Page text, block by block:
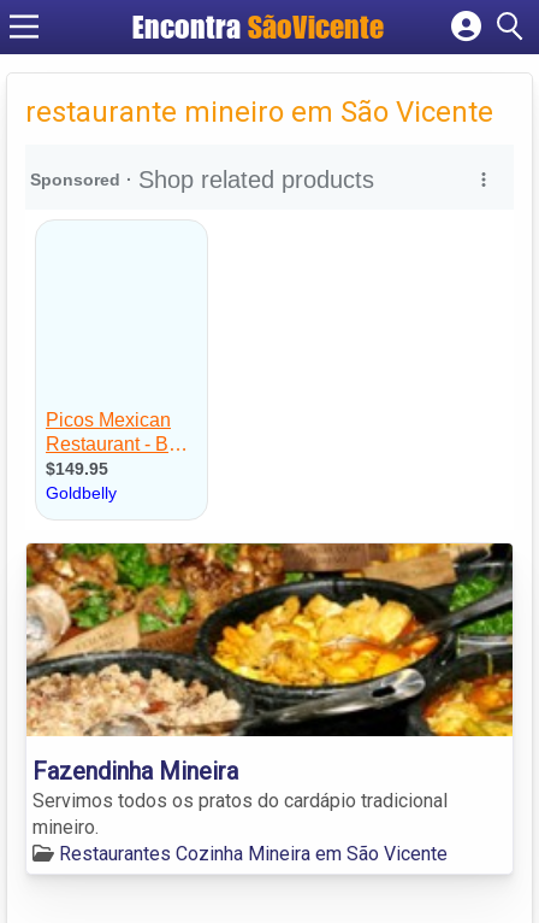
Encontra SãoVicente
Cadastrar empresa
Criar conta
restaurante mineiro em São Vicente
Fazendinha Mineira
Servimos todos os pratos do cardápio tradicional
mineiro.
Restaurantes Cozinha Mineira em São Vicente